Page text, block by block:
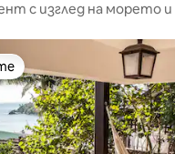
с изглед на морето и